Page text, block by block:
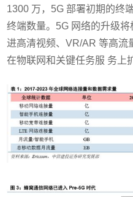
1300 万，5G 部署初期的终
终端数量。5G 网络的升级
进高清视频、VR/AR 等高流
在物联网和关键任务服 务上